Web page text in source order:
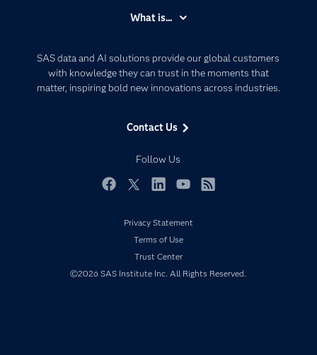
SAS data and AI solutions provide our global customers
with knowledge they can trust in the moments that
matter, inspiring bold new innovations across industries.
Contact Us
Follow Us
Communities
Company
Developers
Documentation
Events
My SAS
Newsroom
Products
What is...
Artificial Intelligence
Data Management
Privacy Statement
Terms of Use
Trust Center
©2026 SAS Institute Inc. All Rights Reserved.